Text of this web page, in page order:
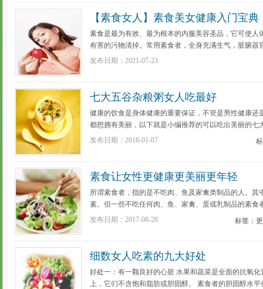
【素食女人】素食美女健康入门宝典
素食是最为有效、最为根本的内服美容圣品，它可使人
有害的污物清掉。常用素食者，全身充满生气，脏腑器
色红润。我们平时吃了肉类、鱼类、蛋等动物性食物，
发布日期：2021-07-23
七大五谷杂粮粥女人吃最好
健康的饮食是身体健康的重要保证，不管是男性健康还
都想拥有美丽，以下就是小编推荐的可以吃出美丽的七
发布日期：2018-01-07
素食让女性更健康更美丽更年轻
所谓素食者，指的是不吃肉、鱼及家禽类制品的人。其
素。但一些不吃任何肉、鱼、家禽、蛋或乳制品的素食
者)。下面我们以科学的角度，从各方面来告诉您，女
标签：
发布日期：2017-08-28
细数女人吃素的九大好处
好处一：有一颗良好的心脏 水果和蔬菜是全面的抗氧
上，它们不含饱和脂肪或胆固醇。 素食者的胆固醇水